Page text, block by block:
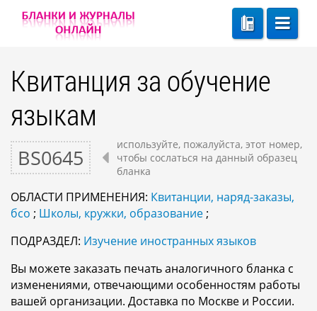
Квитанция за обучение
языкам
BS0645
используйте, пожалуйста, этот номер,
чтобы сослаться на данный образец
бланка
ОБЛАСТИ ПРИМЕНЕНИЯ: Квитанции, наряд-заказы,
бсо ; Школы, кружки, образование ;
ПОДРАЗДЕЛ: Изучение иностранных языков
Вы можете заказать печать аналогичного бланка с
изменениями, отвечающими особенностям работы
вашей организации. Доставка по Москве и России.